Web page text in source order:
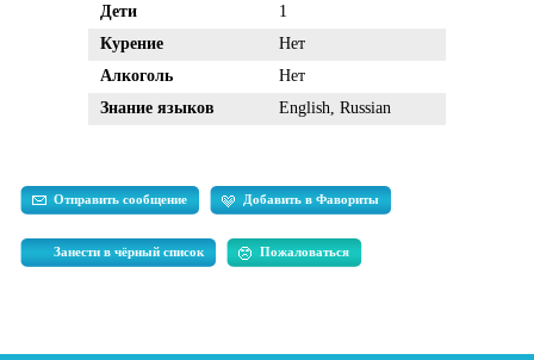
Дети
1
Курение
Нет
Алкоголь
Нет
Знание языков
English, Russian
Отправить сообщение Добавить в Фавориты
Занести в чёрный список Пожаловаться